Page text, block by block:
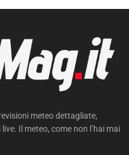
meteo dettagliate,
Il meteo, come non l’hai mai